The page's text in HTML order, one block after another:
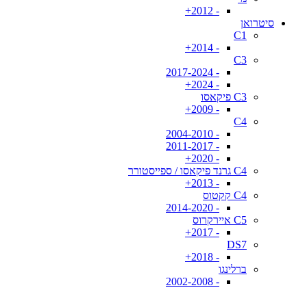
- 2012+
סיטרואן
C1
- 2014+
C3
- 2017-2024
- 2024+
C3 פיקאסו
- 2009+
C4
- 2004-2010
- 2011-2017
- 2020+
C4 גרנד פיקאסו / ספייסטורר
- 2013+
C4 קקטוס
- 2014-2020
C5 איירקרוס
- 2017+
DS7
- 2018+
ברלינגו
- 2002-2008